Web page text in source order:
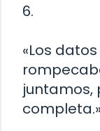
6.
«Los
juntamos,